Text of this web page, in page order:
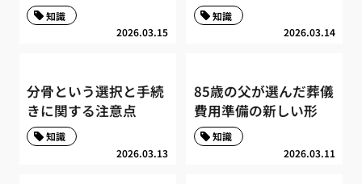
2026.03.15
知識
2026.03.14
知識
分骨という選択と手続
きに関する注意点
2026.03.13
知識
85歳の父が選んだ葬儀
費用準備の新しい形
2026.03.11
知識